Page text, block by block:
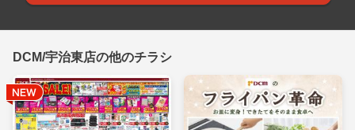
DCM/宇治東店の他のチラシ